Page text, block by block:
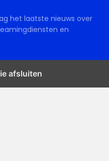
het laatste nieuws over
en
afsluiten